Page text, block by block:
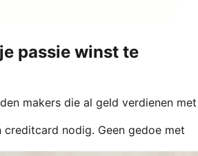
passie winst te
makers die al geld verdienen met
creditcard nodig. Geen gedoe met